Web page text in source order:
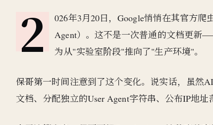
2
026年3月20日，Google悄悄在其官方
Agent）。这不是一次普通的文档更新
为从"实验室阶段"推向了"生产环境"。
保哥第一时间注意到了这个变化。说实话，虽然
文档、分配独立的User Agent字符串、公布IP地